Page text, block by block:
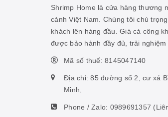
Shrimp Home là cửa hàng thương
cảnh Việt Nam. Chúng tôi chú
khách lên hàng đầu. Giá cả công
được bảo hành đầy đủ, trải
Mã số thuế: 8145047140
Địa chỉ: 85 đường số 2, cư xá
Minh,
Phone / Zalo: 0989691357